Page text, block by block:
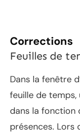
Corrections
Feuilles de
Dans la fenêtre
feuille de
dans la fonction
présences. Lors